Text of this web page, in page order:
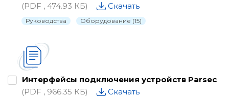
Рекламные материалы
Руководства
Сертификаты и декларации
(PDF , 474.93 КБ)
Скачать
Руководства Оборудование (15)
Интерфейсы подключения устройств Parsec
(PDF , 966.35 КБ)
Скачать